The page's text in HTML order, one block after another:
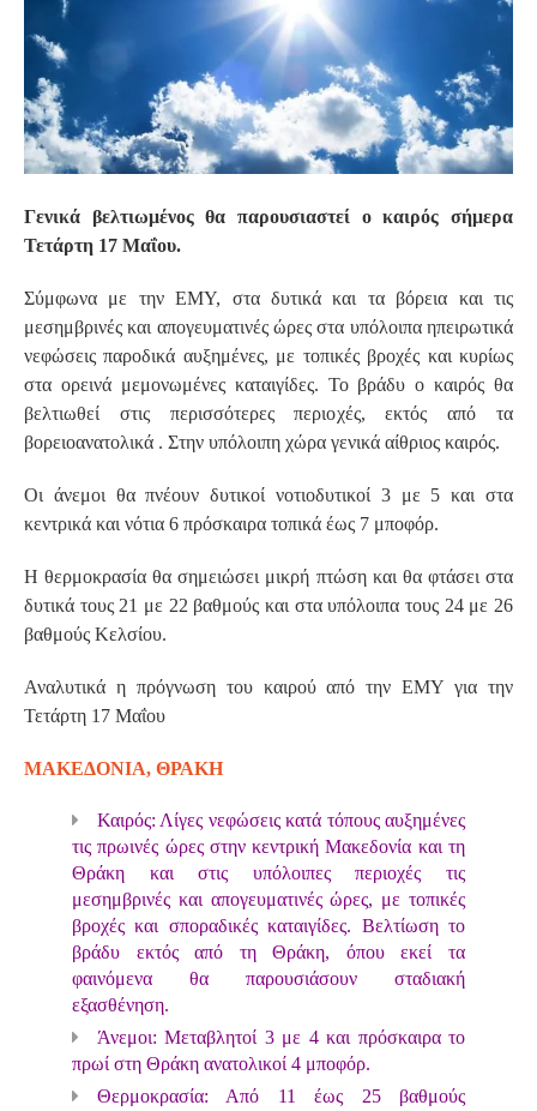
Γενικά βελτιωμένος θα παρουσιαστεί ο καιρός σήμερα
Τετάρτη 17 Μαΐου.
Σύμφωνα με την ΕΜΥ, στα δυτικά και τα βόρεια και τις
μεσημβρινές και απογευματινές ώρες στα υπόλοιπα ηπειρωτικά
νεφώσεις παροδικά αυξημένες, με τοπικές βροχές και κυρίως
στα ορεινά μεμονωμένες καταιγίδες. Το βράδυ ο καιρός θα
βελτιωθεί στις περισσότερες περιοχές, εκτός από τα
βορειοανατολικά . Στην υπόλοιπη χώρα γενικά αίθριος καιρός.
Οι άνεμοι θα πνέουν δυτικοί νοτιοδυτικοί 3 με 5 και στα
κεντρικά και νότια 6 πρόσκαιρα τοπικά έως 7 μποφόρ.
Η θερμοκρασία θα σημειώσει μικρή πτώση και θα φτάσει στα
δυτικά τους 21 με 22 βαθμούς και στα υπόλοιπα τους 24 με 26
βαθμούς Κελσίου.
Αναλυτικά η πρόγνωση του καιρού από την ΕΜΥ για την
Τετάρτη 17 Μαΐου
ΜΑΚΕΔΟΝΙΑ, ΘΡΑΚΗ
Καιρός: Λίγες νεφώσεις κατά τόπους αυξημένες
τις πρωινές ώρες στην κεντρική Μακεδονία και τη
Θράκη και στις υπόλοιπες περιοχές τις
μεσημβρινές και απογευματινές ώρες, με τοπικές
βροχές και σποραδικές καταιγίδες. Βελτίωση το
βράδυ εκτός από τη Θράκη, όπου εκεί τα
φαινόμενα θα παρουσιάσουν σταδιακή
εξασθένηση.
Άνεμοι: Μεταβλητοί 3 με 4 και πρόσκαιρα το
πρωί στη Θράκη ανατολικοί 4 μποφόρ.
Θερμοκρασία: Από 11 έως 25 βαθμούς